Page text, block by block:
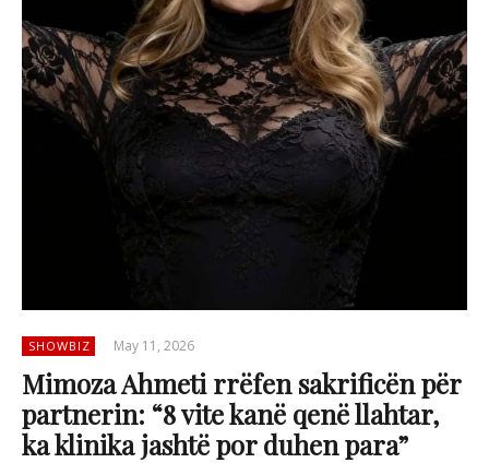
SHOWBIZ May 11, 2026
Mimoza Ahmeti rrëfen sakrificën për
partnerin: “8 vite kanë qenë llahtar,
ka klinika jashtë por duhen para”